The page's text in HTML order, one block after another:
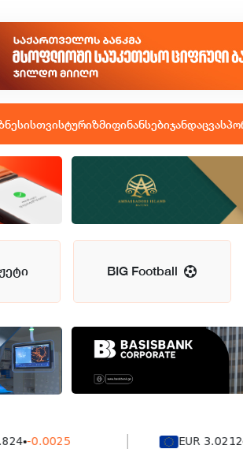
ტურიზმიფინანსებიჯანდაცვა
BIG Football
EUR 3.0212 -